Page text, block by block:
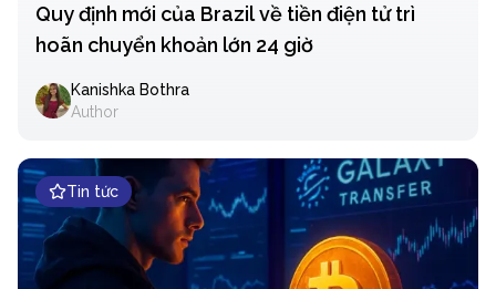
Quy định mới của Brazil về tiền điện tử trì
hoãn chuyển khoản lớn 24 giờ
Kanishka Bothra
Author
Tin tức